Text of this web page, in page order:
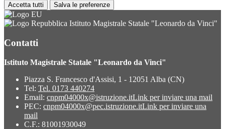
Accetta tutti Salva le preferenze
Istituto Magistrale Statale "Leonardo da Vinci"
Contatti
Istituto Magistrale Statale "Leonardo da Vinci"
Piazza S. Francesco d'Assisi, 1 - 12051 Alba (CN)
Tel: Tel. 0173 440274
Email: cnpm04000x@istruzione.itLink per inviare una mail
PEC: cnpm04000x@pec.istruzione.itLink per inviare una
mail
C.F.: 81001930049